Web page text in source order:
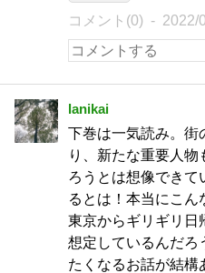
コメント(0) 2022/
lanikai
下巻は一気読み。街
り、新たな重要人
ろうとは想像できて
るとは！本当にこん
東京からギリギリ日
想定しているんだろ
たくなるお話が結構